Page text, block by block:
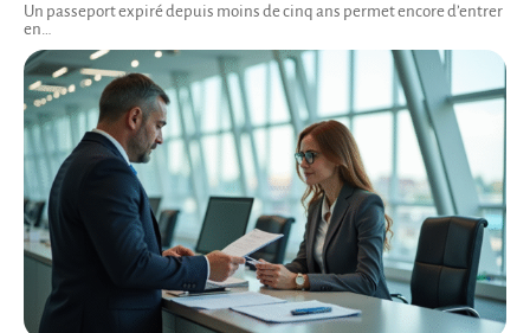
Un passeport expiré depuis moins de cinq ans permet encore d’entrer
en